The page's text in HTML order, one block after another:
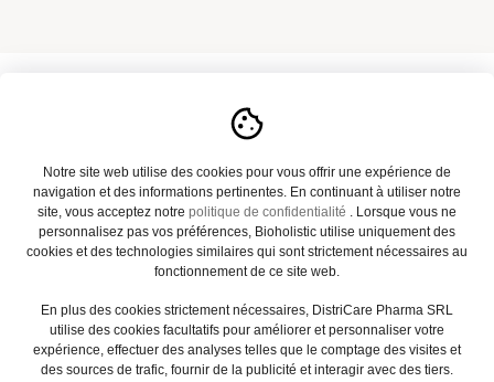
Notre catalogue
Actualités
FAQ
Notre site web utilise des cookies pour vous offrir une expérience de
navigation et des informations pertinentes. En continuant à utiliser notre
site, vous acceptez notre politique de confidentialité . Lorsque vous ne
personnalisez pas vos préférences, Bioholistic utilise uniquement des
cookies et des technologies similaires qui sont strictement nécessaires au
fonctionnement de ce site web.
En plus des cookies strictement nécessaires, DistriCare Pharma SRL
utilise des cookies facultatifs pour améliorer et personnaliser votre
expérience, effectuer des analyses telles que le comptage des visites et
des sources de trafic, fournir de la publicité et interagir avec des tiers.